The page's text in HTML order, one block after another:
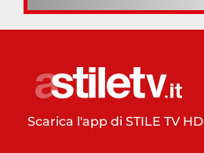
Scarica l'app di STILE TV HD